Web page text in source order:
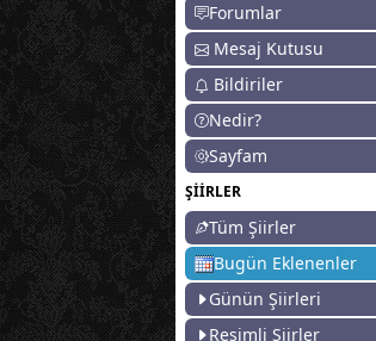
Forumlar
Mesaj Kutusu
Bildiriler
Nedir?
Sayfam
ŞİİRLER
Tüm Şiirler
Bugün Eklenenler
Günün Şiirleri
Resimli Şiirler